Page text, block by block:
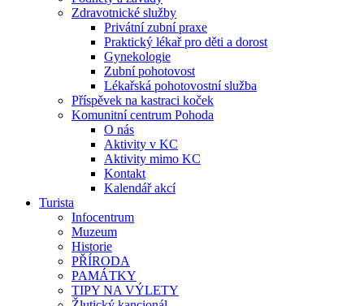
Zdravotnické služby
Privátní zubní praxe
Praktický lékař pro děti a dorost
Gynekologie
Zubní pohotovost
Lékařská pohotovostní služba
Příspěvek na kastraci koček
Komunitní centrum Pohoda
O nás
Aktivity v KC
Aktivity mimo KC
Kontakt
Kalendář akcí
Turista
Infocentrum
Muzeum
Historie
PŘÍRODA
PAMÁTKY
TIPY NA VÝLETY